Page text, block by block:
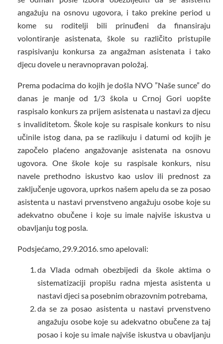
angažuju na osnovu ugovora, i tako prekine period u
kome su roditelji bili prinuđeni da finansiraju
volontiranje asistenata, škole su različito pristupile
raspisivanju konkursa za angažman asistenata i tako
djecu dovele u neravnopravan položaj.
Prema podacima do kojih je došla NVO ”Naše sunce” do
danas je manje od 1/3 škola u Crnoj Gori uopšte
raspisalo konkurs za prijem asistenata u nastavi za djecu
s invaliditetom. Škole koje su raspisale konkurs to nisu
učinile istog dana, pa se razlikuju i datumi od kojih je
započelo plaćeno angažovanje asistenata na osnovu
ugovora. One škole koje su raspisale konkurs, nisu
navele prethodno iskustvo kao uslov ili prednost za
zaključenje ugovora, uprkos našem apelu da se za posao
asistenta u nastavi prvenstveno angažuju osobe koje su
adekvatno obučene i koje su imale najviše iskustva u
obavljanju tog posla.
Podsjećamo, 29.9.2016. smo apelovali:
da Vlada odmah obezbijedi da škole aktima o
sistematizaciji propišu radna mjesta asistenta u
nastavi djeci sa posebnim obrazovnim potrebama,
da se za posao asistenta u nastavi prvenstveno
angažuju osobe koje su adekvatno obučene za taj
posao i koje su imale najviše iskustva u obavljanju